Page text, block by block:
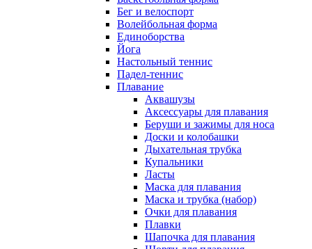
Бег и велоспорт
Волейбольная форма
Единоборства
Йога
Настольный теннис
Падел-теннис
Плавание
Аквашузы
Аксессуары для плавания
Беруши и зажимы для носа
Доски и колобашки
Дыхательная трубка
Купальники
Ласты
Маска для плавания
Маска и трубка (набор)
Очки для плавания
Плавки
Шапочка для плавания